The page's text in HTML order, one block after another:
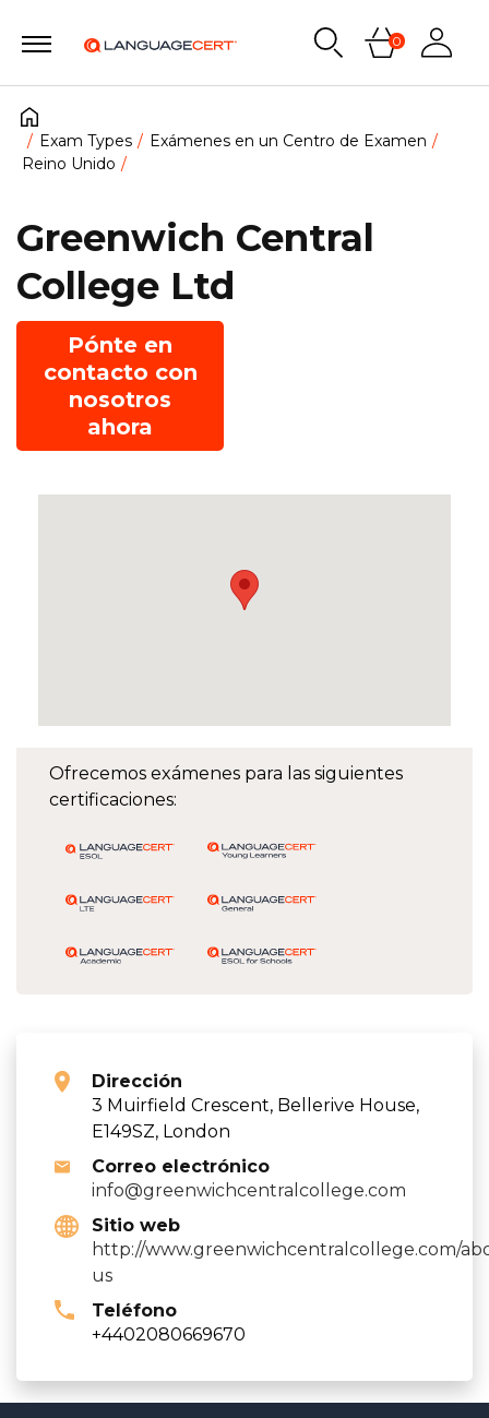
0
Exam Types
Exámenes en un Centro de Examen
Reino Unido
Ofrecemos exámenes para las siguientes
certificaciones:
Dirección
3 Muirfield Crescent, Bellerive House,
E149SZ, London
Correo electrónico
info@greenwichcentralcollege.com
Sitio web
http://www.greenwichcentralcollege.com/
us
Teléfono
+4402080669670
Greenwich Central
College Ltd
Pónte en
contacto con
nosotros
ahora